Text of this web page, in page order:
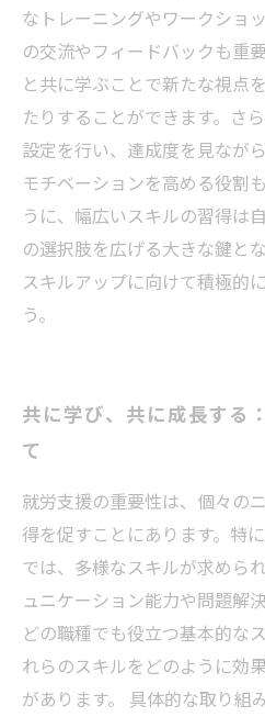
なトレーニングやワークショ
の交流やフィードバックも重
と共に学ぶことで新たな視点
たりすることができます。さ
設定を行い、達成度を見なが
モチベーションを高める役割
うに、幅広いスキルの習得は
の選択肢を広げる大きな鍵と
スキルアップに向けて積極的
う。
共に学び、共に成長する
て
就労支援の重要性は、個々の
得を促すことにあります。特
では、多様なスキルが求めら
ュニケーション能力や問題解
どの職種でも役立つ基本的な
れらのスキルをどのように効
があります。 具体的な取り組